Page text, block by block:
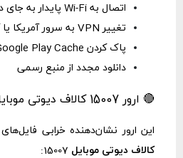
اتصال به Wi-Fi پایدار به جای دیتا موبایل
تغییر VPN به سرور آمریکا یا کانادا
پاک کردن Google Play Cache
دانلود مجدد از منبع رسمی
🔴 ارور 15007 کالاف دیوتی موبایل
این ارور نشان‌دهنده خرابی
کالاف دیوتی موبایل